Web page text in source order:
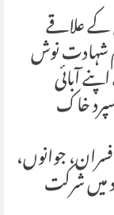
کے علاقے
شہادت نوش
آبائی
خاک
جوانوں،میں شرکت